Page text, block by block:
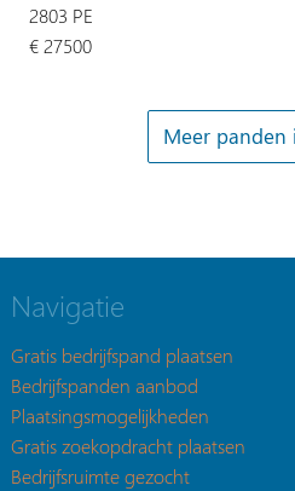
2803 PE
€ 27500
Meer panden
Navigatie
Gratis bedrijfspand plaatsen
Bedrijfspanden aanbod
Plaatsingsmogelijkheden
Gratis zoekopdracht plaatsen
Bedrijfsruimte gezocht